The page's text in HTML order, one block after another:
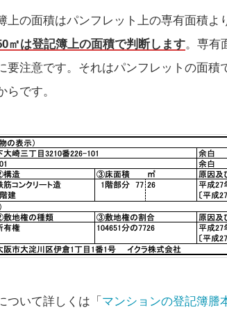
上の面積はパンフレット上の専有面積よ
㎡は登記簿上の面積で判断します 。専
要注意です。それはパンフレットの面積
らです。
ついて詳しくは「 マンションの登記簿謄